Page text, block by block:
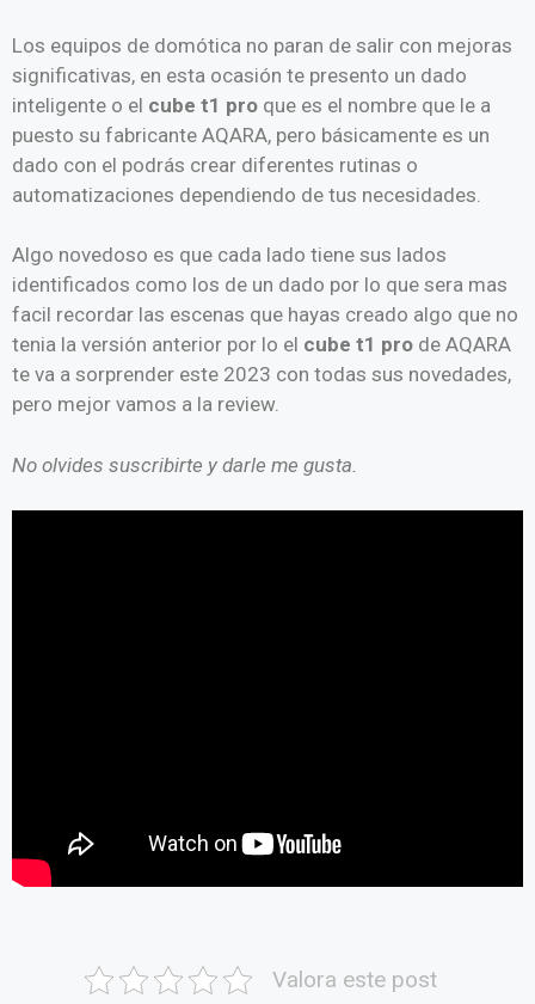
Los equipos de domótica no paran de salir con mejoras
significativas, en esta ocasión te presento un dado
inteligente o el cube t1 pro que es el nombre que le a
puesto su fabricante AQARA, pero básicamente es un
dado con el podrás crear diferentes rutinas o
automatizaciones dependiendo de tus necesidades.
Algo novedoso es que cada lado tiene sus lados
identificados como los de un dado por lo que sera mas
facil recordar las escenas que hayas creado algo que no
tenia la versión anterior por lo el cube t1 pro de AQARA
te va a sorprender este 2023 con todas sus novedades,
pero mejor vamos a la review.
No olvides suscribirte y darle me gusta.
Valora este post